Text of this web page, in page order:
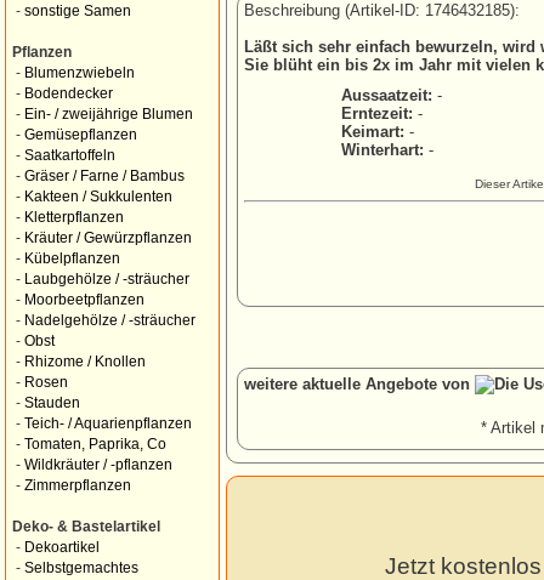
- sonstige Samen
Pflanzen
- Blumenzwiebeln
- Bodendecker
- Ein- / zweijährige Blumen
- Gemüsepflanzen
- Saatkartoffeln
- Gräser / Farne / Bambus
- Kakteen / Sukkulenten
- Kletterpflanzen
- Kräuter / Gewürzpflanzen
- Kübelpflanzen
-
Laubgehölze / -sträucher
- Moorbeetpflanzen
- Nadelgehölze / -sträucher
- Obst
- Rhizome / Knollen
- Rosen
- Stauden
- Teich- / Aquarienpflanzen
- Tomaten, Paprika, Co
- Wildkräuter / -pflanzen
- Zimmerpflanzen
Deko- & Bastelartikel
- Dekoartikel
- Selbstgemachtes
Beschreibung (Artikel-ID: 1746432185):
Läßt sich sehr einfach bewurzeln, wird
Sie blüht ein bis 2x im Jahr mit vielen
Aussaatzeit: -
Erntezeit: -
Keimart: -
Winterhart: -
Dieser
weitere aktuelle Angebote von
* Artikel
Jetzt